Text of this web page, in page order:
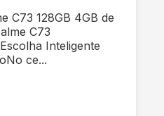
C73 128GB 4GB de
C73
Inteligente
ce...